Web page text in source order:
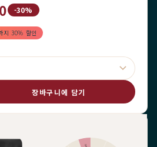
-30%
지 30% 할인
장바구니에 담기